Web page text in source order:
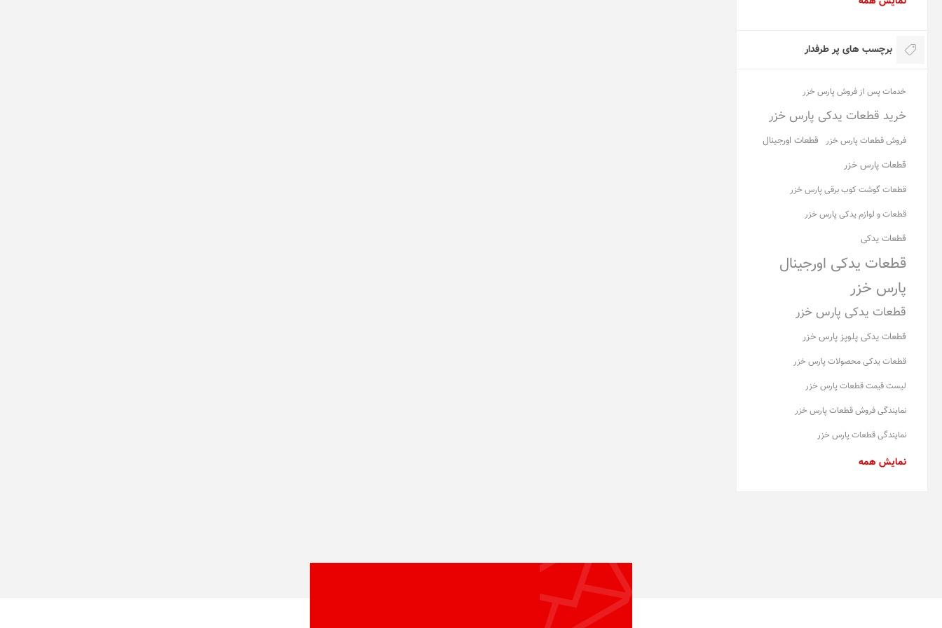
برچسب های پر طرفدار
خدمات پس از فروش پارس خزر
خرید قطعات یدکی پارس خزر
فروش قطعات پارس خزر
قطعات اورجینال
قطعات پارس خزر
قطعات گوشت کوب برقی پارس خزر
قطعات و لوازم یدکی پارس خزر
قطعات یدکی
قطعات یدکی اورجینال
پارس خزر
قطعات یدکی پارس خزر
قطعات یدکی پلوپز پارس خزر
قطعات یدکی محصولات پارس خزر
لیست قیمت قطعات پارس خزر
نمایندگی فروش قطعات پارس خزر
نمایندگی قطعات پارس خزر
نمایش همه